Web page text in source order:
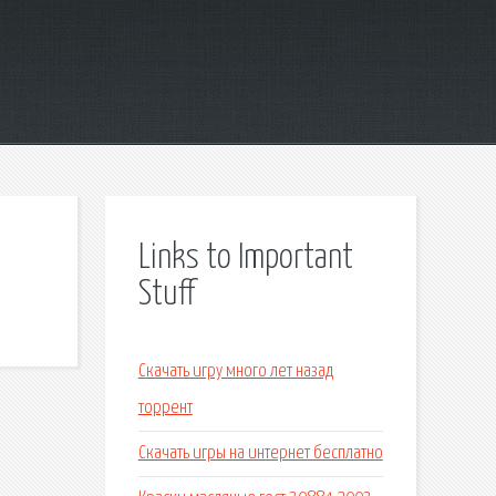
Links to Important
Stuff
Скачать игру много лет назад
торрент
Скачать игры на интернет бесплатно